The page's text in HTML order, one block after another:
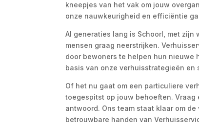
kneepjes van het vak om jouw
onze nauwkeurigheid en efficiëntie
Al generaties lang is Schoorl, met
mensen graag neerstrijken.
door bewoners te helpen hun nieuwe
basis van onze verhuisstrategieën
Of het nu gaat om een particuliere
toegespitst op jouw behoeften.
antwoord. Ons team staat klaar om
betrouwbare handen van